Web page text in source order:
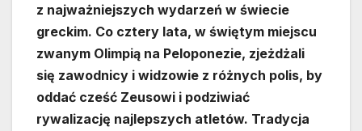
z najważniejszych wydarzeń w świecie
greckim. Co cztery lata, w świętym miejscu
zwanym Olimpią na Peloponezie, zjeżdżali
się zawodnicy i widzowie z różnych polis, by
oddać cześć Zeusowi i podziwiać
rywalizację najlepszych atletów. Tradycja